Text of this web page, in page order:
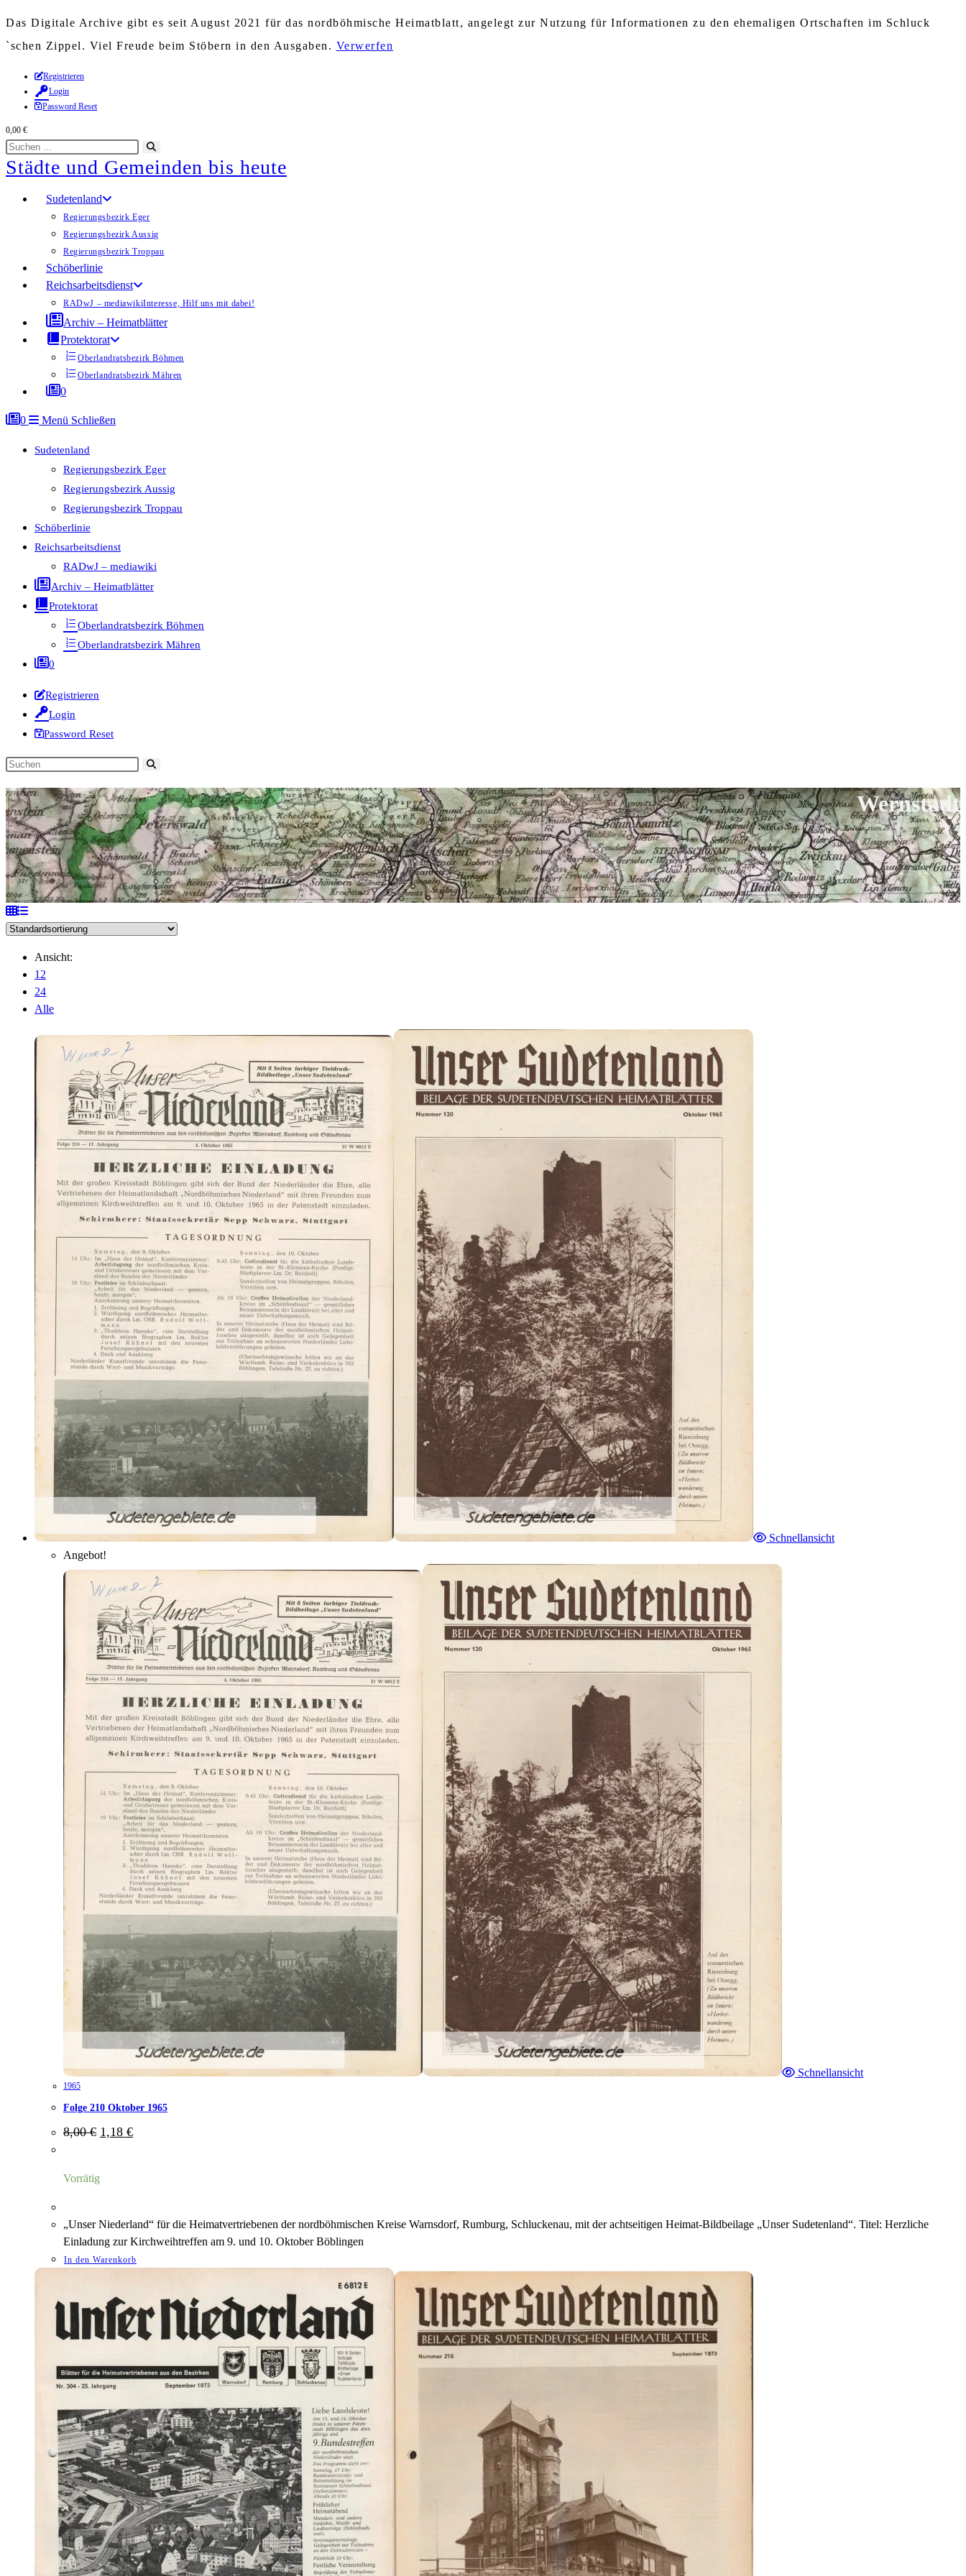
Das Digitale Archive gibt es seit August 2021 für das nordböhmische Heimatblatt, angelegt zur Nutzung für Informationen zu den ehemaligen Ortschaften im Schluck
`schen Zippel. Viel Freude beim Stöbern in den Ausgaben. Verwerfen
Zum
Inhalt
springen
Registrieren
Login
Password Reset
0,00 €
Diese
Website
durchsuchen
starten
Städte und Gemeinden bis heute
Sudetenland
Regierungsbezirk Eger
Regierungsbezirk Aussig
Regierungsbezirk Troppau
Schöberlinie
Reichsarbeitsdienst
RADwJ – mediawikiInteresse, Hilf uns mit dabei!
Archiv – Heimatblätter
Protektorat
Oberlandratsbezirk Böhmen
Oberlandratsbezirk Mähren
0
0 Menü Schließen
Sudetenland
Regierungsbezirk Eger
Regierungsbezirk Aussig
Regierungsbezirk Troppau
Schöberlinie
Reichsarbeitsdienst
RADwJ – mediawiki
Archiv – Heimatblätter
Protektorat
Oberlandratsbezirk Böhmen
Oberlandratsbezirk Mähren
0
Registrieren
Login
Password Reset
Diese
durchsuchen
Wernstadt
Ansicht:
12
24
Alle
Schnellansicht
Angebot!
Schnellansicht
1965
Folge 210 Oktober 1965
8,00€ Ursprünglicher
Preis
1,18 €Aktueller
Preis
Vorrätig
„Unser Niederland“ für die Heimatvertriebenen der nordböhmischen Kreise Warnsdorf, Rumburg, Schluckenau, mit der achtseitigen Heimat-Bildbeilage „Unser Sudetenland“. Titel: Herzliche
Einladung zur Kirchweihtreffen am 9. und 10. Oktober Böblingen
In den Warenkorb